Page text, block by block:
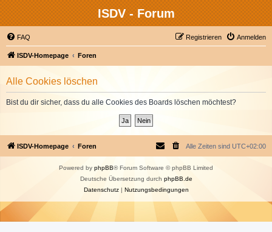
ISDV - Forum
FAQ Anmelden
Registrieren
ISDV-Homepage Foren
Alle Cookies löschen
Bist du dir sicher, dass du alle Cookies des Boards löschen möchtest?
ISDV-Homepage Foren Alle Zeiten sind UTC+02:00
Powered by phpBB® Forum Software © phpBB Limited
Deutsche Übersetzung durch phpBB.de
Datenschutz| Nutzungsbedingungen